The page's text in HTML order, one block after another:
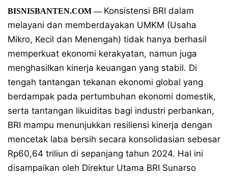
BISNISBANTEN.COM— Konsistensi BRI dalam
melayani dan memberdayakan UMKM (Usaha
Mikro, Kecil dan Menengah) tidak hanya berhasil
memperkuat ekonomi kerakyatan, namun juga
menghasilkan kinerja keuangan yang stabil. Di
tengah tantangan tekanan ekonomi global yang
berdampak pada pertumbuhan ekonomi domestik,
serta tantangan likuiditas bagi industri perbankan,
BRI mampu menunjukkan resiliensi kinerja dengan
mencetak laba bersih secara konsolidasian sebesar
Rp60,64 triliun di sepanjang tahun 2024. Hal ini
disampaikan oleh Direktur Utama BRI Sunarso